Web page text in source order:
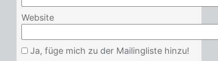
Website
Ja, füge mich zu der Mailingliste hinzu!